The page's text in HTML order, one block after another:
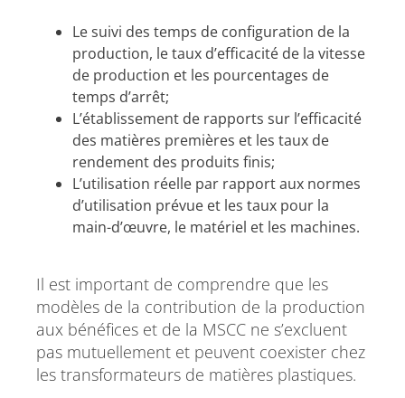
Le suivi des temps de configuration de la
production, le taux d’efficacité de la vitesse
de production et les pourcentages de
temps d’arrêt;
L’établissement de rapports sur l’efficacité
des matières premières et les taux de
rendement des produits finis;
L’utilisation réelle par rapport aux normes
d’utilisation prévue et les taux pour la
main-d’œuvre, le matériel et les machines.
Il est important de comprendre que les
modèles de la contribution de la production
aux bénéfices et de la MSCC ne s’excluent
pas mutuellement et peuvent coexister chez
les transformateurs de matières plastiques.